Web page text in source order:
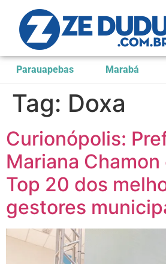
Parauapebas Marabá
Tag: Doxa
Curionópolis:
Mariana
Top 20 dos
gestores